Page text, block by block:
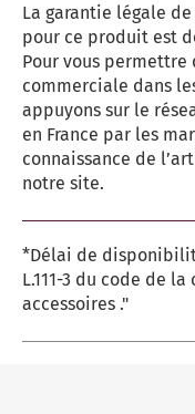
La garantie légale
pour ce produit est
Pour vous
commerciale dans
appuyons sur le
en France par les
connaissance de
notre site.
*Délai de
L.111-3 du code de
accessoires ."